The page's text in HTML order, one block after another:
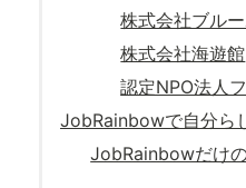
株式会社ブル
株式会社海遊館
認定NPO法人
JobRainbowで自分ら
JobRainbowだけ